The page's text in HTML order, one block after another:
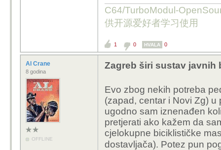
a sad ove godine,
najnižeg ponuditelja,
C64/TurboModul-
供开源爱好者学习使用
1 0 HVALA 0
Al Crane
8 godina
OFFLINE
Zagreb širi sustav javnih
Evo zbog nekih potreba
(zapad, centar i Novi Zg) u
ugodno sam iznenađen
pretjerati ako kažem da
cjelokupne biciklističke
dostavljača). Potez pun